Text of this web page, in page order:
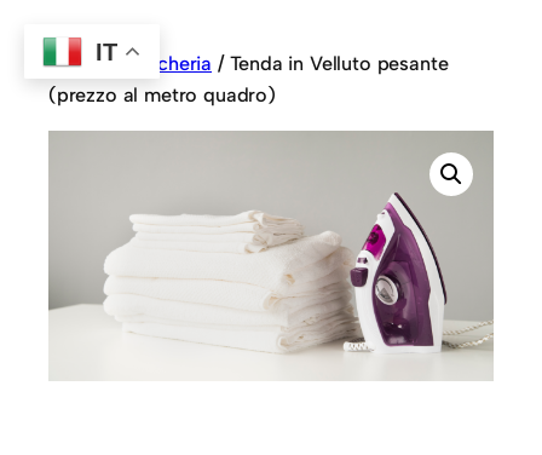
Home/ Biancheria / Tenda in Velluto pesante
(prezzo al metro quadro)
IT